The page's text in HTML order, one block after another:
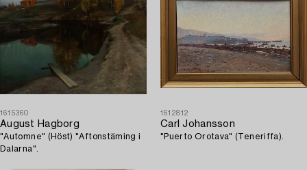
1615360
August Hagborg
"Automne" (Höst) "Aftonstäming i
Dalarna".
1612812
Carl Johansson
"Puerto Orotava" (Teneriffa).